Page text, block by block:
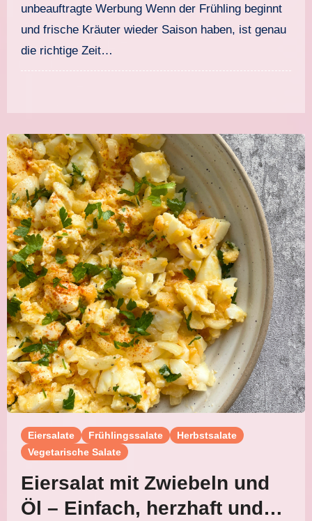
unbeauftragte Werbung Wenn der Frühling beginnt
und frische Kräuter wieder Saison haben, ist genau
die richtige Zeit…
Eiersalate Frühlingssalate
Herbstsalate
Vegetarische Salate
Eiersalat mit Zwiebeln und
Öl – Einfach, herzhaft und